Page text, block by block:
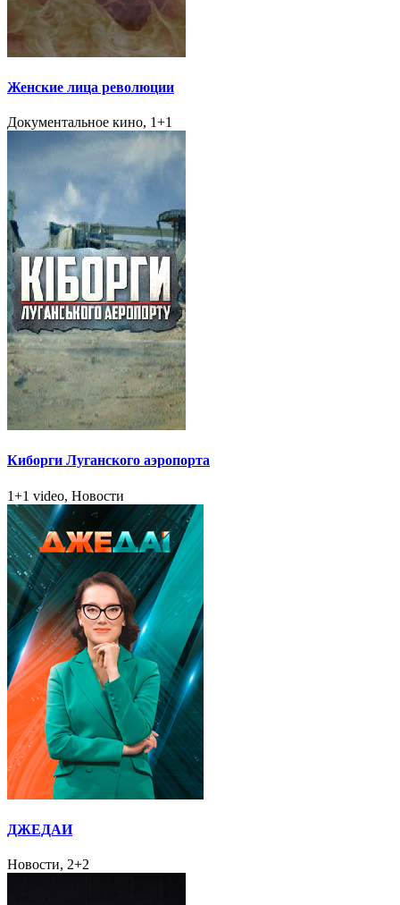
Женские лица революции
Документальное кино, 1+1
Киборги Луганского аэропорта
1+1 video, Новости
ДЖЕДАИ
Новости, 2+2